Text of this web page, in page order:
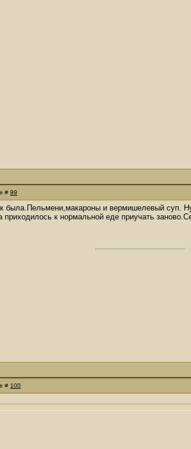
# 99
была.Пельмени,макароны и вермишелевый суп.
приходилось к нормальной еде приучать
# 100